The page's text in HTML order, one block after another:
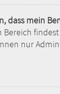
dass mein
nur